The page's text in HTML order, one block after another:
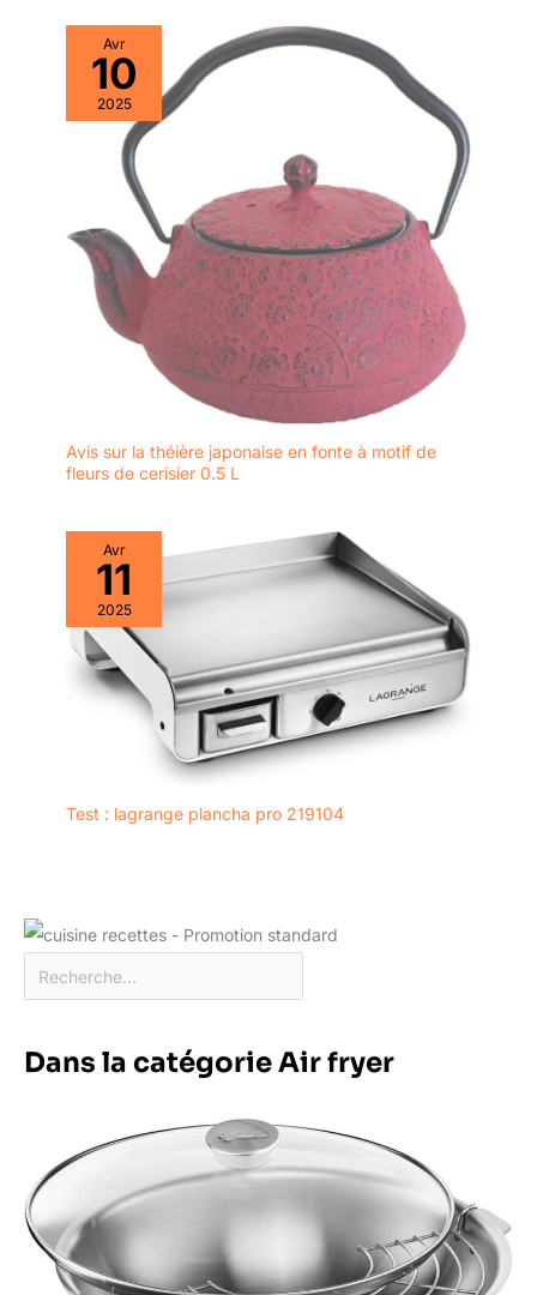
Avr
10
2025
Avis sur la théière japonaise en fonte à motif de
fleurs de cerisier 0.5 L
Avr
11
2025
Test : lagrange plancha pro 219104
Dans la catégorie Air fryer